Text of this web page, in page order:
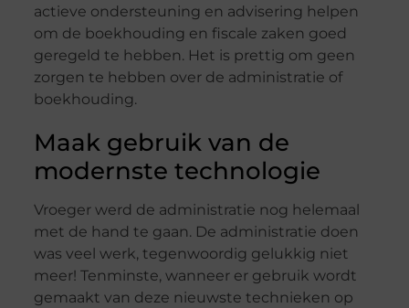
actieve ondersteuning en advisering helpen
om de boekhouding en fiscale zaken goed
geregeld te hebben. Het is prettig om geen
zorgen te hebben over de administratie of
boekhouding.
Maak gebruik van de
modernste technologie
Vroeger werd de administratie nog helemaal
met de hand te gaan. De administratie doen
was veel werk, tegenwoordig gelukkig niet
meer! Tenminste, wanneer er gebruik wordt
gemaakt van deze nieuwste technieken op